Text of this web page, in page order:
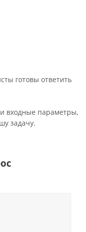
готовы ответить
входные параметры,
задачу.